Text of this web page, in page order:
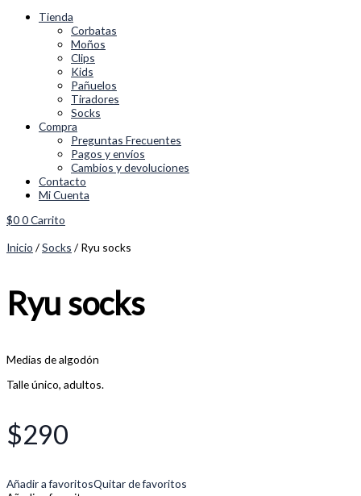
Tienda
Corbatas
Moños
Clips
Kids
Pañuelos
Tiradores
Socks
Compra
Preguntas Frecuentes
Pagos y envíos
Cambios y devoluciones
Contacto
Mi Cuenta
$00Carrito
Inicio /Socks / Ryu socks
Ryu socks
Medias de algodón
Talle único, adultos.
$290
Añadir a favoritosQuitar de favoritos